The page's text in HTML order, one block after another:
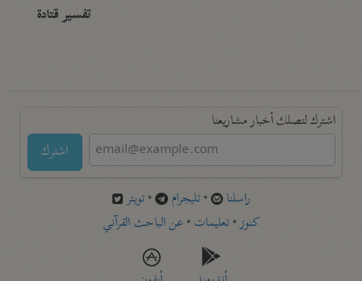
تفسير قتادة
اشترك لتصلك أخبار مشاريعنا
اشترك
راسلنا •تليجرام •تويتر
كنوز•تعليمات •عن الباحث القرآني